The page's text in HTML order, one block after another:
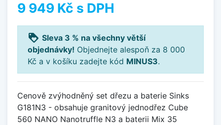
9 949 Kč s DPH
loyalty Sleva 3 % na všechny větší
objednávky! Objednejte alespoň za 8 000
Kč a v košíku zadejte kód MINUS3.
Cenově zvýhodněný set dřezu a baterie Sinks
G181N3 - obsahuje granitový jednodřez Cube
560 NANO Nanotruffle N3 a baterii Mix 35